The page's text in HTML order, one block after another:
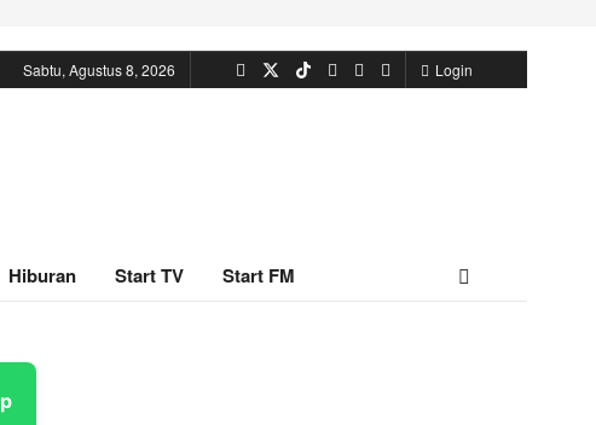
Sabtu, Agustus 8, 2026 Login
Hiburan Start TV Start FM